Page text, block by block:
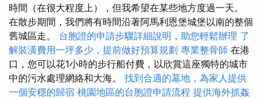
時間（在很大程度上），但我希望在某些地方度過一天。
在散步期間，我們將有時間沿著阿馬利恩堡城堡以南的整個
舊城區走。 台胞證的申請步驟詳細說明，助您輕鬆辦理 了
解裝潢費用一坪多少，提前做好預算規劃 專業整骨師 在港
口，您可以花1小時的步行船付費，以欣賞這座獨特的城市
中的污水處理網絡和大海。 找到合適的墓地，為家人提供
一個安穩的歸宿 桃園地區的台胞證申請流程 提供海外抓姦